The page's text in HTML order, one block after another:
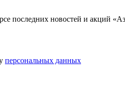
последних новостей и акций
персональных данных